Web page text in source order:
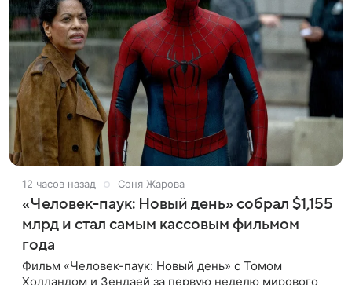
12 часов назад Соня Жарова
«Человек-паук: Новый день» собрал $1,155
млрд и стал самым кассовым фильмом
года
Фильм «Человек-паук: Новый день» с Томом
Холландом и Зендаей за первую неделю мирового